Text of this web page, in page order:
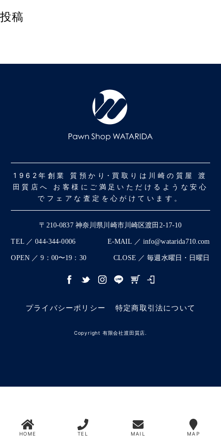
投稿
1962年創業 質預かり･買取りは川崎の質屋 渡
田質店へ お客様にご満足いただけるような安心
でフェアな査定を心がけています。
〒210-0837 神奈川県川崎市川崎区渡田2-17-10
TEL ／ 044-344-0006 E-MAIL ／ info@watarida710.com
OPEN ／ 9：00〜19：30 CLOSE ／ 毎週水曜日・日曜日
プライバシーポリシー 特定商取引法について
Copyright 有限会社渡田質店.
HOME TEL MAIL MAP